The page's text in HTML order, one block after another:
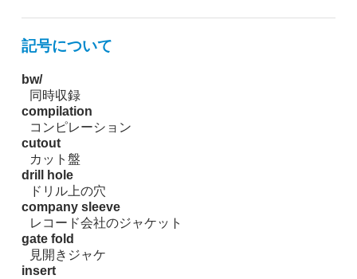
記号について
bw/
同時収録
compilation
コンピレーション
cutout
カット盤
drill hole
ドリル上の穴
company sleeve
レコード会社のジャケット
gate fold
見開きジャケ
insert